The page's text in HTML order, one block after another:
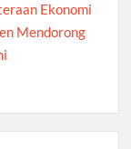
Ekonomi
Mendorong